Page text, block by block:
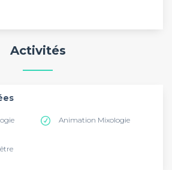
Activités
Animation Mixologie